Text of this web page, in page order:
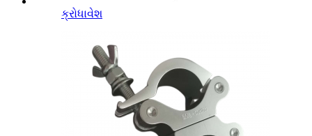
ક્રોધાવેશ